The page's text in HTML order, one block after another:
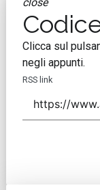
close
Clicca sul
negli appunti.
RSS link